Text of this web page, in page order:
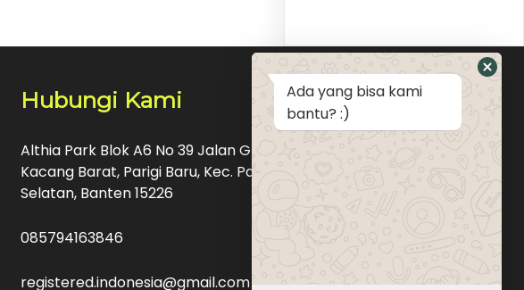
Hubungi Kami
Althia Park Blok A6 No 39 Jalan Graha Raya Bintaro Pondok
Kacang Barat, Parigi Baru, Kec. Pd. Aren, Kota Tangerang
Selatan, Banten 15226
085794163846
registered.indonesia@gmail.com
Ada yang bisa kami
bantu? :)